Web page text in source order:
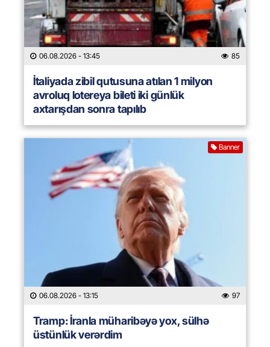
06.08.2026 - 13:45 85
İtaliyada zibil qutusuna atılan 1 milyon
avroluq lotereya bileti iki günlük
axtarışdan sonra tapılıb
Banner
06.08.2026 - 13:15 97
Tramp: İranla müharibəyə yox, sülhə
üstünlük verərdim